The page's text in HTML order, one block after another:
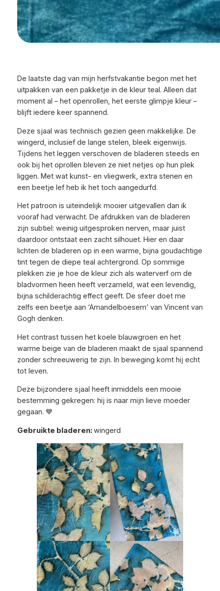
De laatste dag van mijn herfstvakantie begon met het
uitpakken van een pakketje in de kleur teal. Alleen dat
moment al – het openrollen, het eerste glimpje kleur –
blijft iedere keer spannend.
Deze sjaal was technisch gezien geen makkelijke. De
wingerd, inclusief de lange stelen, bleek eigenwijs.
Tijdens het leggen verschoven de bladeren steeds en
ook bij het oprollen bleven ze niet netjes op hun plek
liggen. Met wat kunst- en vliegwerk, extra stenen en
een beetje lef heb ik het toch aangedurfd.
Het patroon is uiteindelijk mooier uitgevallen dan ik
vooraf had verwacht. De afdrukken van de bladeren
zijn subtiel: weinig uitgesproken nerven, maar juist
daardoor ontstaat een zacht silhouet. Hier en daar
lichten de bladeren op in een warme, bijna goudachtige
tint tegen de diepe teal achtergrond. Op sommige
plekken zie je hoe de kleur zich als waterverf om de
bladvormen heen heeft verzameld, wat een levendig,
bijna schilderachtig effect geeft. De sfeer doet me
zelfs een beetje aan ‘Amandelboesem’ van Vincent van
Gogh denken.
Het contrast tussen het koele blauwgroen en het
warme beige van de bladeren maakt de sjaal spannend
zonder schreeuwerig te zijn. In beweging komt hij echt
tot leven.
Deze bijzondere sjaal heeft inmiddels een mooie
bestemming gekregen: hij is naar mijn lieve moeder
gegaan. 💙
Gebruikte bladeren:wingerd